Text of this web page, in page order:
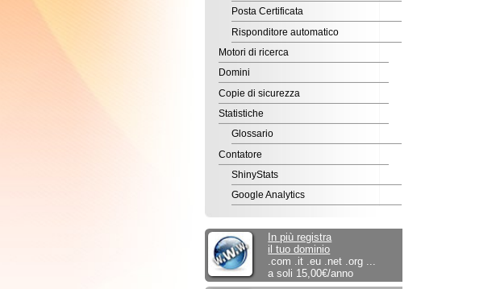
Motori di ricerca
Copie di sicurezza
Statistiche
Glossario
Contatore
ShinyStats
Google Analytics
In più registra
il tuo dominio
.com .it .eu .net .org ...
EditArea
per il sociale.
Sconto del 50% alle
associazioni ONLUS.
Commercio elettronico